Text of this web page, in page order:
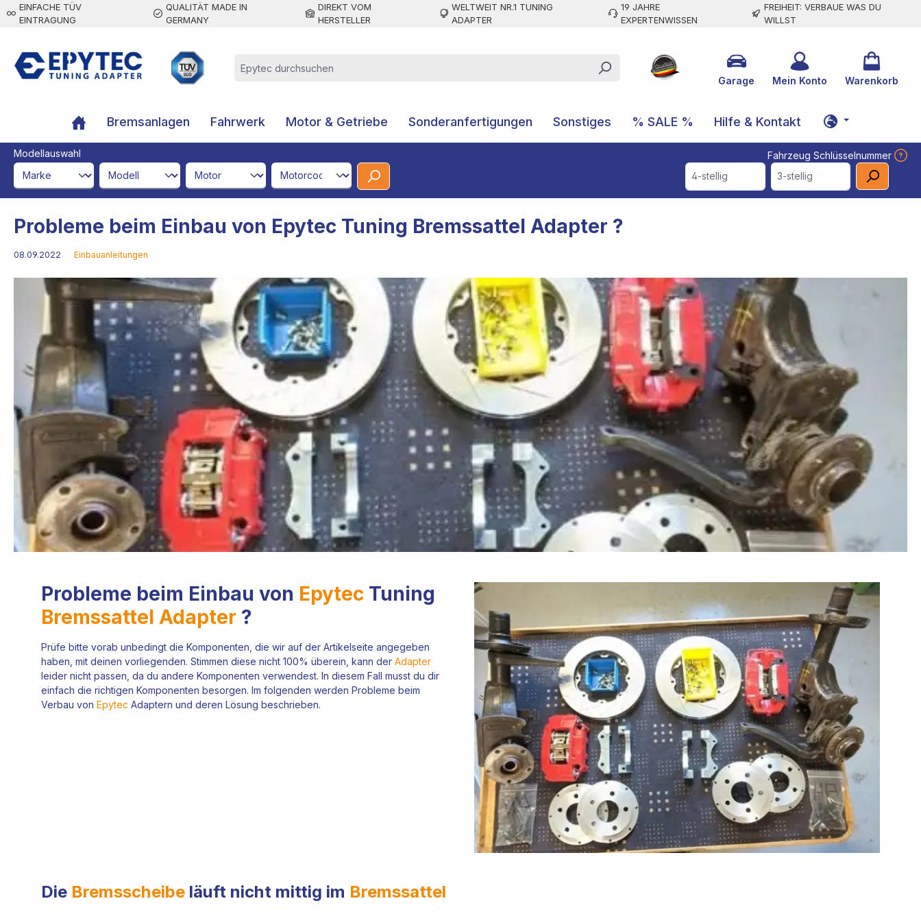
springen
EINFACHE TÜV
EINTRAGUNG
QUALITÄT MADE IN
GERMANY
DIREKT VOM
HERSTELLER
WELTWEIT NR.1 TUNING
ADAPTER
19 JAHRE
EXPERTENWISSEN
FREIHEIT: VERBAUE WAS DU
WILLST
Garage Mein Konto Warenkorb
Bremsanlagen Fahrwerk Motor & Getriebe Sonderanfertigungen Sonstiges % SALE % Hilfe & Kontakt
Modellauswahl
Fahrzeug Schlüsselnummer
brandId
modelId engineId engineCodeId 4-stellig 3-stellig
Probleme beim Einbau von Epytec Tuning Bremssattel Adapter ?
08.09.2022 Einbauanleitungen
Probleme beim Einbau von Epytec Tuning
Bremssattel Adapter ?
Prüfe bitte vorab unbedingt die Komponenten, die wir auf der Artikelseite angegeben
haben, mit deinen vorliegenden. Stimmen diese nicht 100% überein, kann der Adapter
leider nicht passen, da du andere Komponenten verwendest. In diesem Fall musst du dir
einfach die richtigen Komponenten besorgen. Im folgenden werden Probleme beim
Verbau von Epytec Adaptern und deren Lösung beschrieben.
Die Bremsscheibe läuft nicht mittig im Bremssattel